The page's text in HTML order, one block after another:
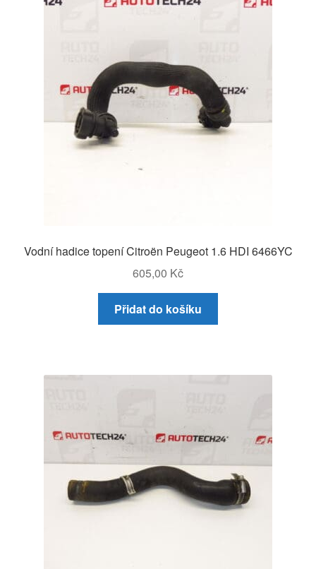
Vodní hadice topení Citroën Peugeot 1.6 HDI 6466YC
605,00 Kč
Přidat do košíku